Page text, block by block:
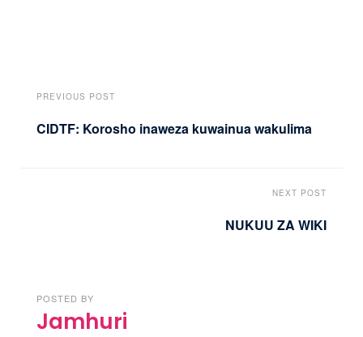
PREVIOUS POST
CIDTF: Korosho inaweza kuwainua wakulima
NEXT POST
NUKUU ZA WIKI
POSTED BY
Jamhuri